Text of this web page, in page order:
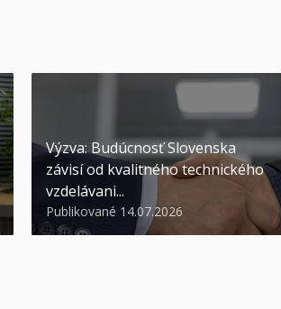
Výzva: Budúcnosť Slovenska
závisí od kvalitného technického
vzdelávani...
Publikované 14.07.2026